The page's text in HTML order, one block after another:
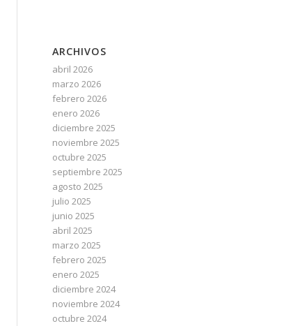
ARCHIVOS
abril 2026
marzo 2026
febrero 2026
enero 2026
diciembre 2025
noviembre 2025
octubre 2025
septiembre 2025
agosto 2025
julio 2025
junio 2025
abril 2025
marzo 2025
febrero 2025
enero 2025
diciembre 2024
noviembre 2024
octubre 2024